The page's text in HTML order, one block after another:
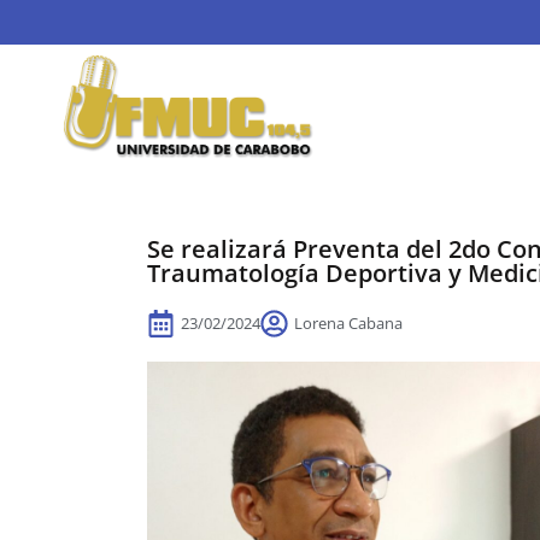
Se realizará Preventa del 2do
Traumatología Deportiva y
23/02/2024 Lorena Cabana